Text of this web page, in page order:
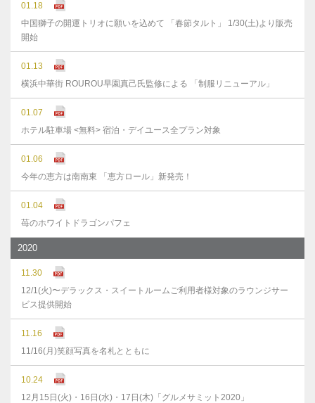
01.18
中国獅子の開運トリオに願いを込めて 「春節タルト」 1/30(土)より販売
開始
01.13
横浜中華街 ROUROU早園真己氏監修による 「制服リニューアル」
01.07
ホテル駐車場 <無料> 宿泊・デイユース全プラン対象
01.06
今年の恵方は南南東 「恵方ロール」新発売！
01.04
苺のホワイトドラゴンパフェ
2020
11.30
12/1(火)〜デラックス・スイートルームご利用者様対象のラウンジサー
ビス提供開始
11.16
11/16(月)笑顔写真を名札とともに
10.24
12月15日(火)・16日(水)・17日(木)「グルメサミット2020」